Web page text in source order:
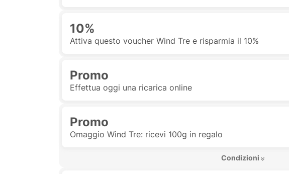
10%
Attiva questo voucher Wind Tre e risparmia il 10%
Promo
Effettua oggi una ricarica online
Promo
Omaggio Wind Tre: ricevi 100g in regalo
Condizioni